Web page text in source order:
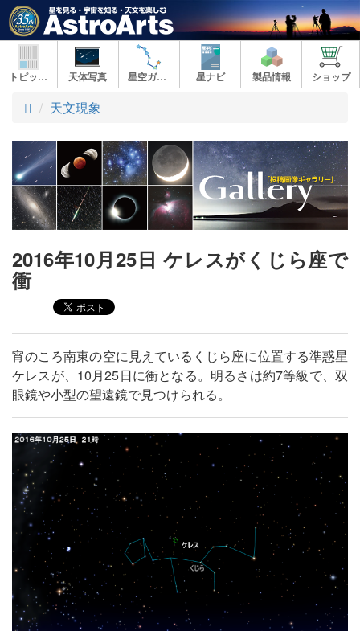
トピックス 天体写真 星空ガイド 星ナビ 製品情報 ショップ
ト
プ
天文現象
2016年10月25日 ケレスがくじら座で
衝
宵のころ南東の空に見えているくじら座に位置する準惑星
ケレスが、10月25日に衝となる。明るさは約7等級で、双
眼鏡や小型の望遠鏡で見つけられる。